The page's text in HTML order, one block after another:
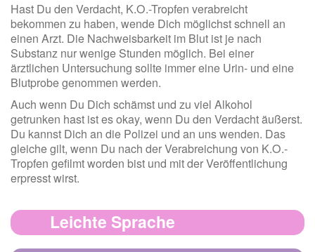
Hast Du den Verdacht, K.O.-Tropfen verabreicht
bekommen zu haben, wende Dich möglichst schnell an
einen Arzt. Die Nachweisbarkeit im Blut ist je nach
Substanz nur wenige Stunden möglich. Bei einer
ärztlichen Untersuchung sollte immer eine Urin- und eine
Blutprobe genommen werden.
Auch wenn Du Dich schämst und zu viel Alkohol
getrunken hast ist es okay, wenn Du den Verdacht äußerst.
Du kannst Dich an die Polizei und an uns wenden. Das
gleiche gilt, wenn Du nach der Verabreichung von K.O.-
Tropfen gefilmt worden bist und mit der Veröffentlichung
erpresst wirst.
Leichte Sprache